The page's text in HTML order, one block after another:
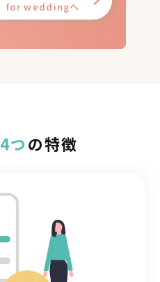
for weddingへ
4つの特徴